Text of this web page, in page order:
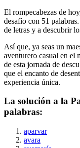
El rompecabezas de
desafío con 51
de letras y a descubrir
Así que, ya seas un
aventurero casual en el
de esta jornada de
que el encanto de
experiencia única.
La solución a la
palabras:
aparvar
avara